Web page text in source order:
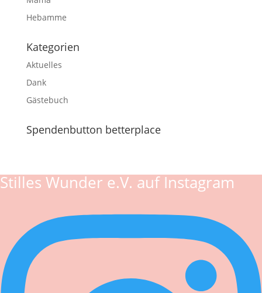
Hebamme
Kategorien
Aktuelles
Dank
Gästebuch
Spendenbutton betterplace
Stilles Wunder e.V. auf Instagram